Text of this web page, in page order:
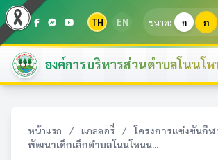
TH EN ขนาด: ก ก
องค์การบริหารส่วนตำบลโนนโ
หน้าแรก / แกลลอรี่ /
โครงการแข่งขันกี
พัฒนาเด็กเล็กตำบลโนนโหนน...